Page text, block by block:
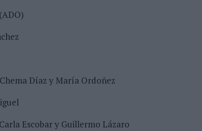
DEL FÚTBOL
Díaz y María Ordoñez
Escobar y Guillermo Lázaro